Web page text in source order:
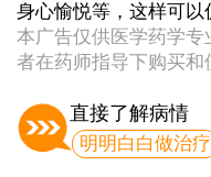
身心愉悦等，这样可以
本广告仅供医学药学
者在药师指导下购买和
直接了解病情
明明白白做治疗